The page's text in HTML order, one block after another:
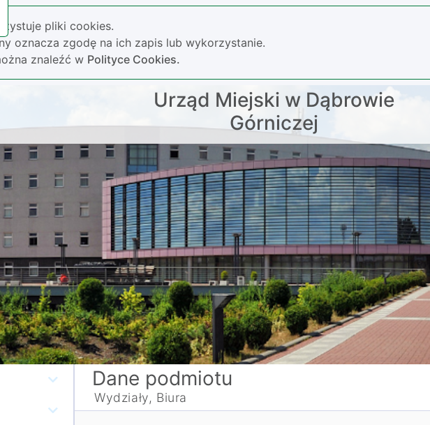
pliki cookies.
oznacza zgodę na ich zapis lub wykorzystanie.
znaleźć w Polityce Cookies.
Urząd Miejski w Dąbrowie
Górniczej
Dane podmiotu
Wydziały, Biura